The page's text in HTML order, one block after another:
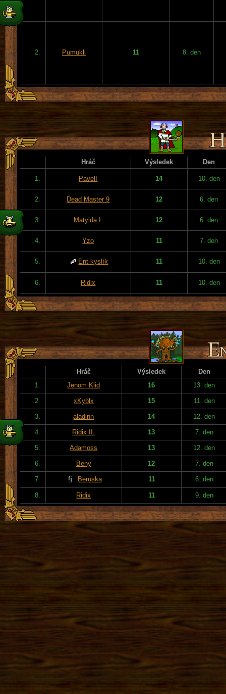
2. Pumukli 11 8. den
Hráč Výsledek Den
1. PavelI 14 10. den
2. Dead Master 9 12 6. den
3. Matylda I. 12 6. den
4. Yzo 11 7. den
5. Ent kyslík 11 10. den
6. Ridix 11 10. den
Hráč Výsledek
Den
1.
Jenom Klid 16 13. den
2. xKyblx 15 11. den
3. aladinn 14 12. den
4. Ridix II. 13 7. den
5. Adamoss 13 12. den
6. Beny 12 7. den
7. Beruska 11 6. den
8. Ridix 11 9. den